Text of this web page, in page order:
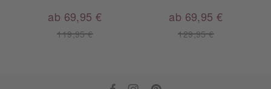
119,95 €
ab 69,95 €
129,95 €
ab 69,95 €